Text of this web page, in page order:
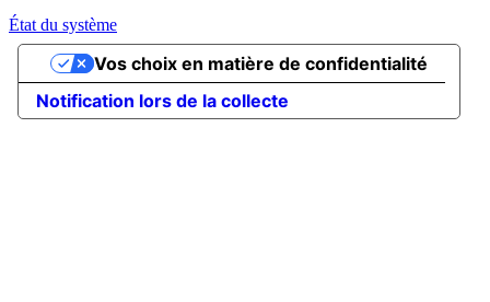
État du système
Notification lors de la collecte
Vos choix en matière de confidentialité